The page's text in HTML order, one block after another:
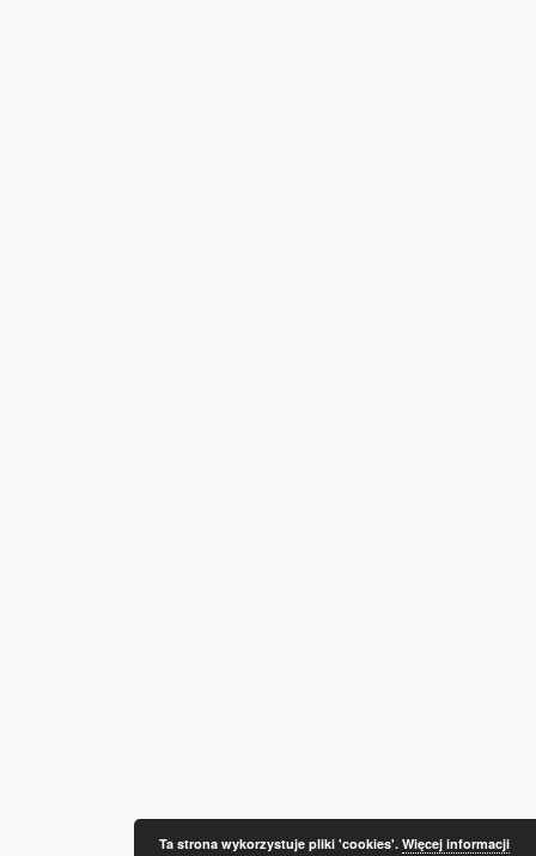
Ta strona wykorzystuje pliki 'cookies'. Więcej informacji